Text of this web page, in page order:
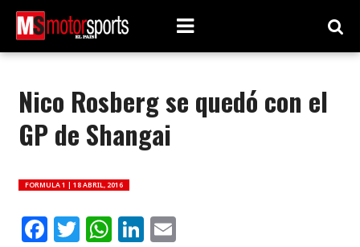
Nico Rosberg se quedó con el
GP de Shangai
FORMULA 1 | 18 ABRIL, 2016
Facebook
Twitter
WhatsApp
LinkedIn
Email